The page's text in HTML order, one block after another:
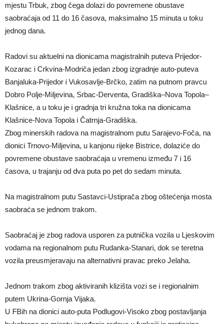
mjestu Trbuk, zbog čega dolazi do povremene obustave
saobraćaja od 11 do 16 časova, maksimalno 15 minuta u toku
jednog dana.
Radovi su aktuelni na dionicama magistralnih puteva Prijedor-
Kozarac i Crkvina-Modriča jedan zbog izgradnje auto-puteva
Banjaluka-Prijedor i Vukosavlje-Brčko, zatim na putnom pravcu
Dobro Polje-Miljevina, Srbac-Derventa, Gradiška–Nova Topola–
Klašnice, a u toku je i gradnja tri kružna toka na dionicama
Klašnice-Nova Topola i Čatrnja-Gradiška.
Zbog minerskih radova na magistralnom putu Sarajevo-Foča, na
dionici Trnovo-Miljevina, u kanjonu rijeke Bistrice, dolaziće do
povremene obustave saobraćaja u vremenu između 7 i 16
časova, u trajanju od dva puta po pet do sedam minuta.
Na magistralnom putu Sastavci-Ustiprača zbog oštećenja mosta
saobraća se jednom trakom.
Saobraćaj je zbog radova usporen za putnička vozila u Ljeskovim
vodama na regionalnom putu Rudanka-Stanari, dok se teretna
vozila preusmjeravaju na alternativni pravac preko Jelaha.
Jednom trakom zbog aktiviranih klizišta vozi se i regionalnim
putem Ukrina-Gornja Vijaka.
U FBih na dionici auto-puta Podlugovi-Visoko zbog postavljanja